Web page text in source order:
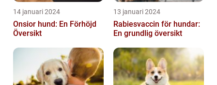
14 januari 2024
Onsior hund: En Förhöjd
Översikt
13 januari 2024
Rabiesvaccin för hundar:
En grundlig översikt